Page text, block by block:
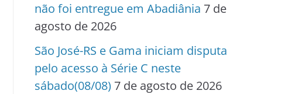
não foi entregue em Abadiânia 7 de
agosto de 2026
São José-RS e Gama iniciam disputa
pelo acesso à Série C neste
sábado(08/08) 7 de agosto de 2026